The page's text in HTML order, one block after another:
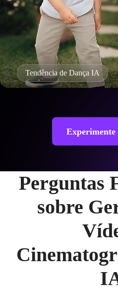
Tendência de Dança IA
Experimente
Perguntas
sobre